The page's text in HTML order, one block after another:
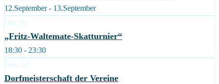
12.September - 13.September
Okt. 31
„Fritz-Waltemate-Skatturnier“
18:30 - 23:30
Nov. 21
Dorfmeisterschaft der Vereine